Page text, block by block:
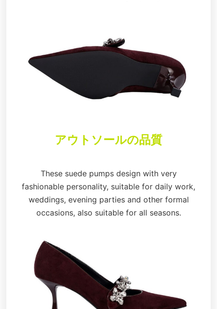
アウトソールの品質
These suede pumps design with very
fashionable personality, suitable for daily work,
weddings, evening parties and other formal
occasions, also suitable for all seasons.